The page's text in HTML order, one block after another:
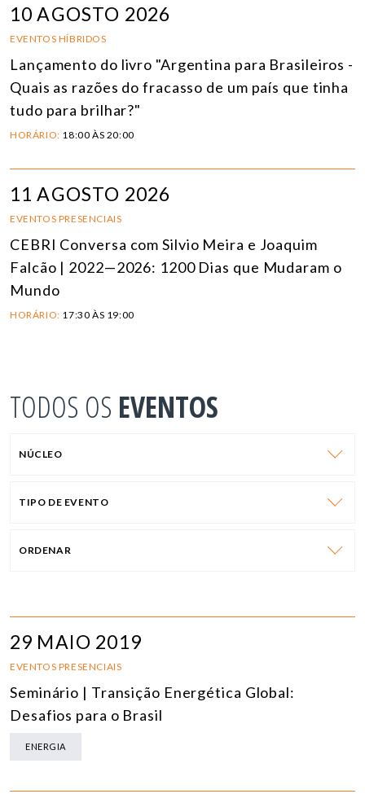
10 AGOSTO 2026
EVENTOS HÍBRIDOS
Lançamento do livro "Argentina para Brasileiros -
Quais as razões do fracasso de um país que tinha
tudo para brilhar?"
HORÁRIO: 18:00 ÀS 20:00
11 AGOSTO 2026
EVENTOS PRESENCIAIS
CEBRI Conversa com Silvio Meira e Joaquim
Falcão | 2022—2026: 1200 Dias que Mudaram o
Mundo
HORÁRIO: 17:30 ÀS 19:00
TODOS OS EVENTOS
NÚCLEO
TIPO DE EVENTO
ORDENAR
29 MAIO 2019
EVENTOS PRESENCIAIS
Seminário | Transição Energética Global:
Desafios para o Brasil
ENERGIA